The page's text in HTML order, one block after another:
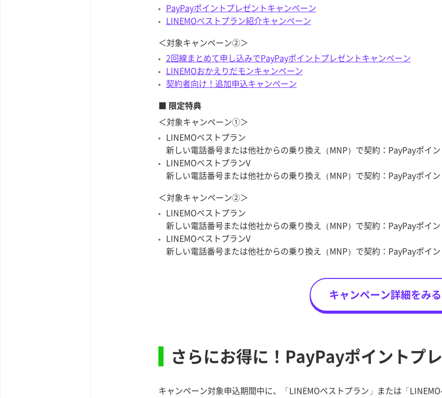
PayPayポイントプレゼントキャンペーン
LINEMOベストプラン紹介キャンペーン
＜対象キャンペーン②＞
2回線まとめて申し込みでPayPayポイントプレゼントキャンペーン
LINEMOおかえりだモンキャンペーン
契約者向け！追加申込キャンペーン
■ 限定特典
＜対象キャンペーン①＞
LINEMOベストプラン
新しい電話番号または他社からの乗り換え（MNP）で契約：PayPayポイ
LINEMOベストプランV
新しい電話番号または他社からの乗り換え（MNP）で契約：PayPayポイ
＜対象キャンペーン②＞
LINEMOベストプラン
新しい電話番号または他社からの乗り換え（MNP）で契約：PayPayポイ
LINEMOベストプランV
新しい電話番号または他社からの乗り換え（MNP）で契約：PayPayポイ
キャンペーン詳細をみる
さらにお得に！PayPayポイントプ
キャンペーン対象申込期間中に、「LINEMOベストプラン」または「